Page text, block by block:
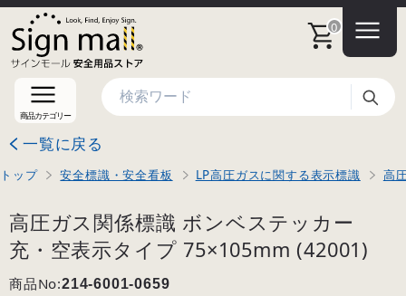
0
商品カテゴリー
検索
一覧に戻る
トップ 安全標識・安全看板 LP高圧ガスに関する表示標識 高
高圧ガス関係標識 ボンベステッカー
充・空表示タイプ 75×105mm (42001)
商品No:214-6001-0659